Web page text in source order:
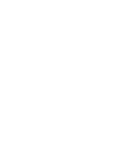
中主人公在成长的道
走配“阴婚”。他与女探长穆
曾舜晞 饰）强强联手，携